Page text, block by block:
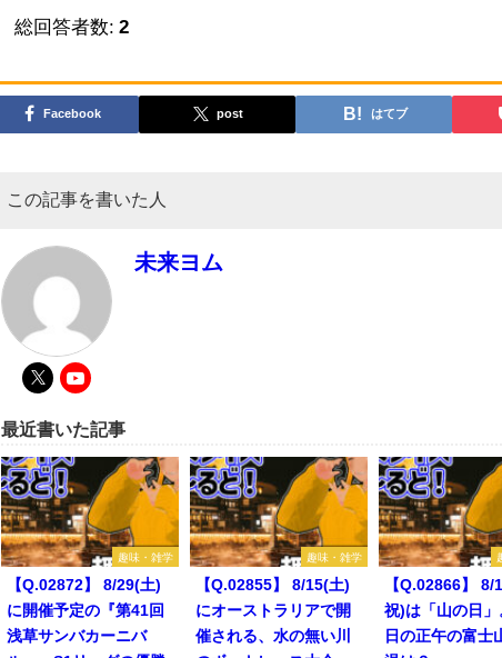
総回答者数: 2
Facebook post はてブ
この記事を書いた人
未来ヨム
最近書いた記事
趣味・雑学
【Q.02872】 8/29(土)
に開催予定の『第41回
浅草サンバカーニバ
趣味・雑学
【Q.02855】 8/15(土)
にオーストラリアで開
催される、水の無い川
【Q.02866】 8/
祝)は「山の日
日の正午の富士